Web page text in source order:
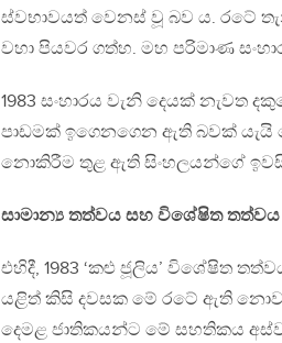
ස්වභාවයත් වෙනස් වූ බව ය. රටේ
වහා පියවර ගත්හ. මහ පරිමාණ
1983 සංහාරය වැනි දෙයක් නැවත
පාඩමක් ඉගෙනගෙන ඇති බවක් යැයි
නොකිරීම තුළ ඇති සිංහලයන්ගේ
සාමාන්‍ය තත්වය සහ විශේෂිත තත්වය
එහිදී, 1983 ‘කළු ජූලිය’ විශේෂිත
යළිත් කිසි දවසක මේ රටේ ඇති
දෙමළ ජාතිකයන්ට මේ සහතිකය